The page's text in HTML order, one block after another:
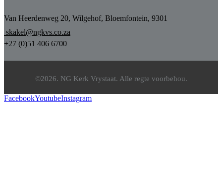
Van Heerdenweg 20, Wilgehof, Bloemfontein, 9301
skakel@ngkvs.co.za
+27 (0)51 406 6700
©2026. NG Kerk Vrystaat. Alle regte voorbehou.
FacebookYoutubeInstagram